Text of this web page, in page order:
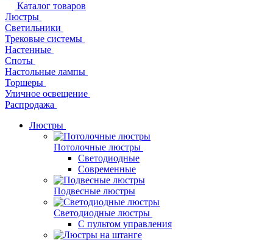
Каталог товаров
Люстры
Светильники
Трековые системы
Настенные
Споты
Настольные лампы
Торшеры
Уличное освещение
Распродажа
Люстры
Потолочные люстры
Светодиодные
Современные
Подвесные люстры
Светодиодные люстры
С пультом управления